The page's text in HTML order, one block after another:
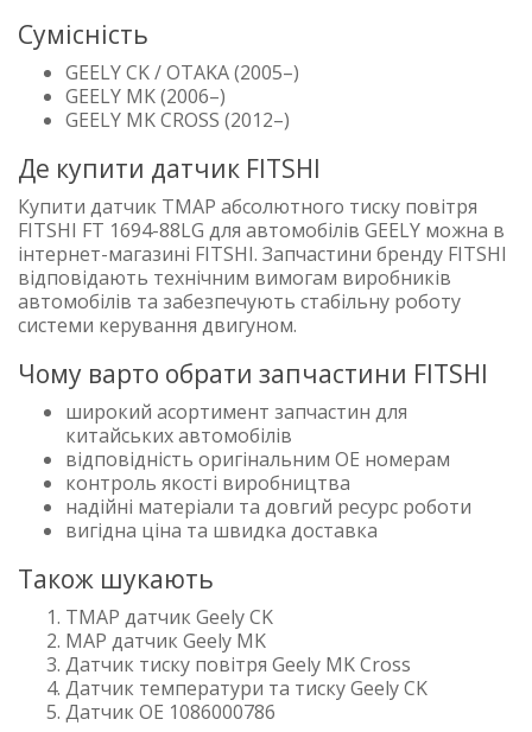
Сумісність
GEELY CK / OTAKA (2005–)
GEELY MK (2006–)
GEELY MK CROSS (2012–)
Де купити датчик FITSHI
Купити датчик TMAP абсолютного тиску повітря
FITSHI FT 1694-88LG для автомобілів GEELY можна в
інтернет-магазині FITSHI. Запчастини бренду FITSHI
відповідають технічним вимогам виробників
автомобілів та забезпечують стабільну роботу
системи керування двигуном.
Чому варто обрати запчастини FITSHI
широкий асортимент запчастин для
китайських автомобілів
відповідність оригінальним OE номерам
контроль якості виробництва
надійні матеріали та довгий ресурс роботи
вигідна ціна та швидка доставка
Також шукають
TMAP датчик Geely CK
MAP датчик Geely MK
Датчик тиску повітря Geely MK Cross
Датчик температури та тиску Geely CK
Датчик OE 1086000786